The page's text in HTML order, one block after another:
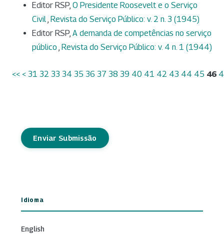
Editor RSP, O Presidente Roosevelt e o Serviço
Civil, Revista do Serviço Público: v. 2 n. 3 (1945)
Editor RSP, A demanda de competências no serviço
público , Revista do Serviço Público: v. 4 n. 1 (1944)
<< < 31 32 33 34 35 36 37 38 39 40 41 42 43 44 45 46
Enviar Submissão
Idioma
English